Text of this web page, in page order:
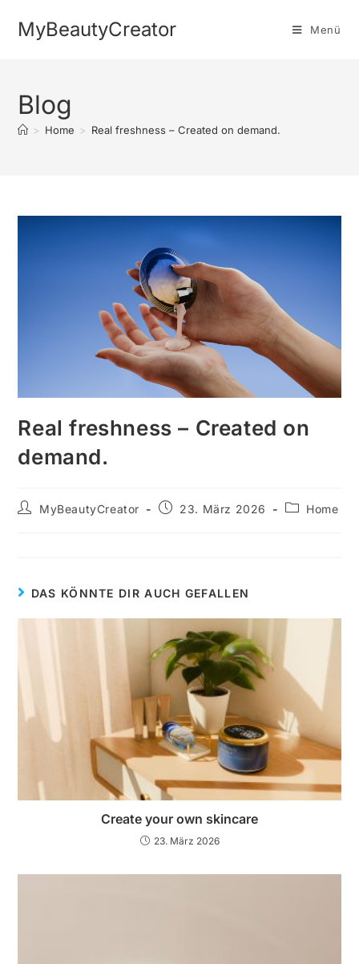
MyBeautyCreator Menü
Blog
> Home > Real freshness – Created on demand.
Real freshness – Created on
demand.
MyBeautyCreator 23. März 2026 Home
DAS KÖNNTE DIR AUCH GEFALLEN
Create your own skincare
23. März 2026